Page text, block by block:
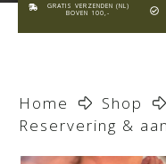
GRATIS VERZENDEN (NL)
BOVEN 100,-
Home Shop